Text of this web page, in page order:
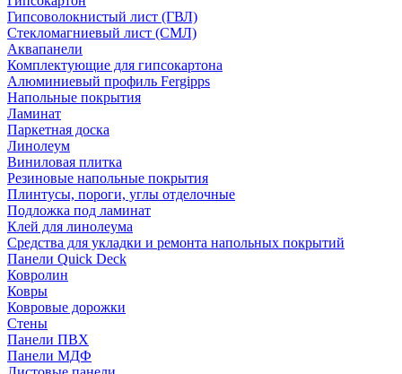
Гипсоволокнистый лист (ГВЛ)
Стекломагниевый лист (СМЛ)
Аквапанели
Комплектующие для гипсокартона
Алюминиевый профиль Fergipps
Напольные покрытия
Ламинат
Паркетная доска
Линолеум
Виниловая плитка
Резиновые напольные покрытия
Плинтусы, пороги, углы отделочные
Подложка под ламинат
Клей для линолеума
Средства для укладки и ремонта напольных покрытий
Панели Quick Deck
Ковролин
Ковры
Ковровые дорожки
Стены
Панели ПВХ
Панели МДФ